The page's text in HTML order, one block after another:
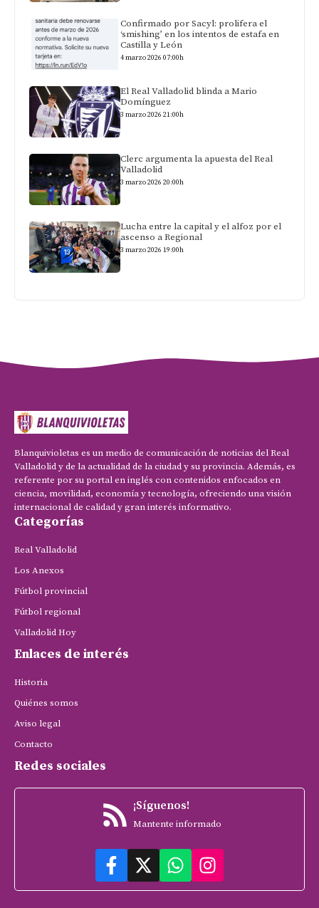
Confirmado por Sacyl: prolifera el
‘smishing’ en los intentos de estafa en
Castilla y León
4 marzo 2026 07:00h
El Real Valladolid blinda a Mario
Domínguez
3 marzo 2026 21:00h
Clerc argumenta la apuesta del Real
Valladolid
3 marzo 2026 20:00h
Lucha entre la capital y el alfoz por el
ascenso a Regional
3 marzo 2026 19:00h
Blanquivioletas es un medio de comunicación de noticias del Real
Valladolid y de la actualidad de la ciudad y su provincia. Además, es
referente por su portal en inglés con contenidos enfocados en
ciencia, movilidad, economía y tecnología, ofreciendo una visión
internacional de calidad y gran interés informativo.
Categorías
Real Valladolid
Los Anexos
Fútbol provincial
Fútbol regional
Valladolid Hoy
Enlaces de interés
Historia
Quiénes somos
Aviso legal
Contacto
Redes sociales
¡Síguenos!
Mantente informado